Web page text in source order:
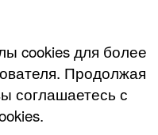
cookies для более
Продолжая
соглашаетесь с